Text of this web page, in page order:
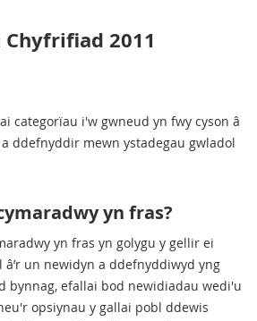
2011
categorïau i'w gwneud yn fwy cyson â
ddefnyddir mewn ystadegau gwladol
yn fras?
yn fras yn golygu y gellir ei
â’r un newidyn a ddefnyddiwyd yng
bynnag, efallai bod newidiadau wedi'u
opsiynau y gallai pobl ddewis